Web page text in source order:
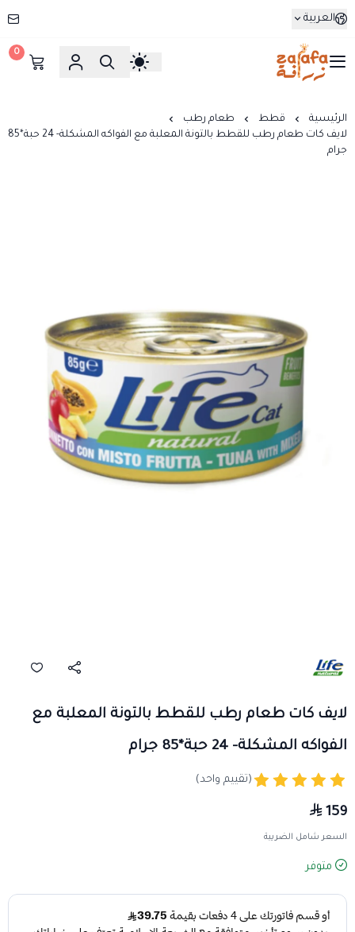
العربية
زرافة
0
الرئيسية قطط
طعام رطب
لايف كات طعام رطب للقطط بالتونة المعلبة مع الفواكه المشكلة- 24 حبة*85
جرام
لايف كات طعام رطب للقطط بالتونة المعلبة مع
الفواكه المشكلة- 24 حبة*85 جرام
(تقييم واحد)
159
السعر شامل الضريبة
متوفر